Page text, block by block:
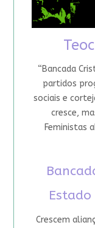
“Bancada
partidos
sociais e
cresce,
Feministas
Crescem